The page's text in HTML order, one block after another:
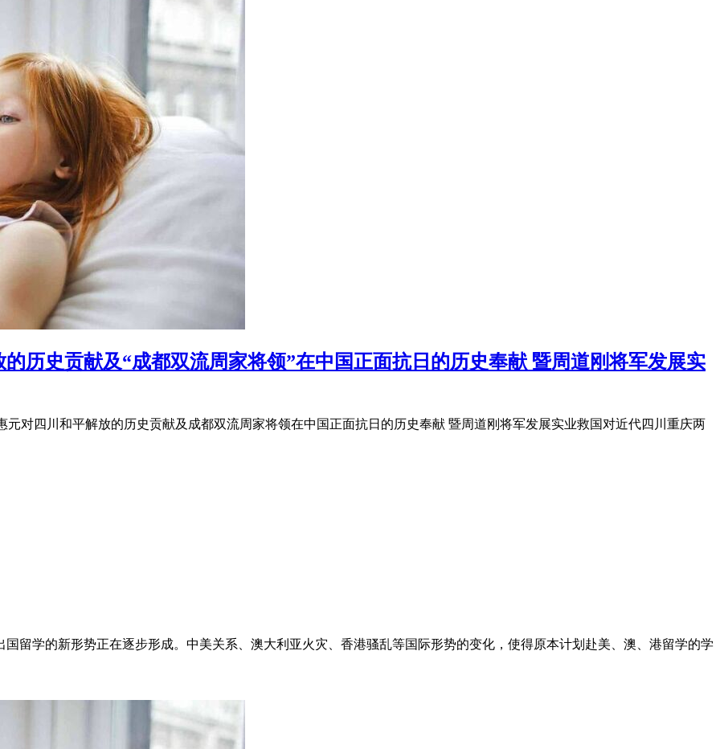
历史贡献及“成都双流周家将领”在中国正面抗日的历史奉献 暨周道刚将军发展实
元对四川和平解放的历史贡献及成都双流周家将领在中国正面抗日的历史奉献 暨周道刚将军发展实业救国对近代四川重庆两
国留学的新形势正在逐步形成。中美关系、澳大利亚火灾、香港骚乱等国际形势的变化，使得原本计划赴美、澳、港留学的学